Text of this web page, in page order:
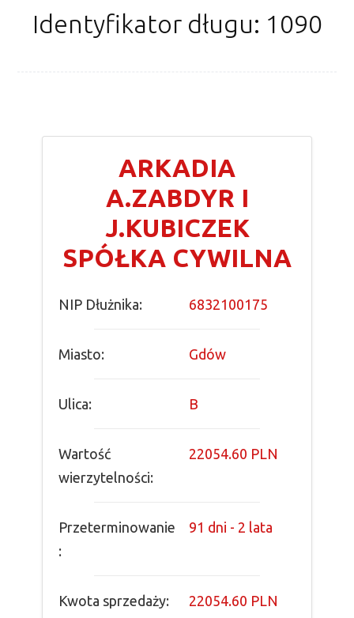
Identyfikator długu: 1090
ARKADIA
A.ZABDYR I
J.KUBICZEK
SPÓŁKA CYWILNA
NIP Dłużnika: 6832100175
Miasto: Gdów
Ulica: B
Wartość
wierzytelności:
22054.60 PLN
Przeterminowanie
:
91 dni - 2 lata
Kwota sprzedaży: 22054.60 PLN